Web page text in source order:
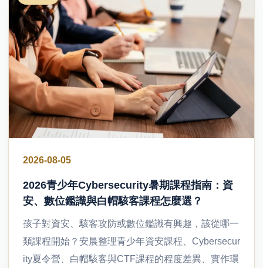
2026-08-05
2026青少年Cybersecurity暑期課程指南：資
安、數位鑑識與白帽駭客課程怎麼選？
孩子對資安、駭客攻防或數位鑑識有興趣，該從哪一
類課程開始？安晨整理青少年資安課程、Cybersecur
ity夏令營、白帽駭客與CTF課程的程度差異、實作環